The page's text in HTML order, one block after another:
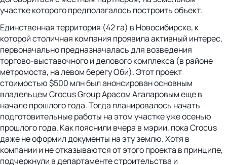
участке которого предполагалось построить объект.
Единственная территория (42 га) в Новосибирске, к
которой столичная компания проявила активный интерес,
первоначально предназначалась для возведения
торгово-выставочного и делового комплекса (в районе
метромоста, на левом берегу Оби). Этот проект
стоимостью $500 млн был анонсирован основным
владельцем Crocus Group Арасом Агаларовым еще в
начале прошлого года. Тогда планировалось начать
подготовительные работы на этом участке уже осенью
прошлого года. Как пояснили вчера в мэрии, пока Crocus
даже не оформил документы на эту землю. Хотя в
компании и не отказываются от этого проекта в принципе,
подчеркнули в департаменте строительства и